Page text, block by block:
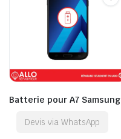
Batterie pour A7 Samsung
Devis via WhatsApp